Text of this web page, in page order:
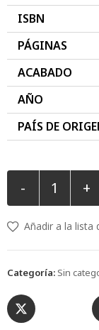
ISBN
PÁGINAS
ACABADO
AÑO
PAÍS DE
- +
Añadir a la lista
Categoría: Sin